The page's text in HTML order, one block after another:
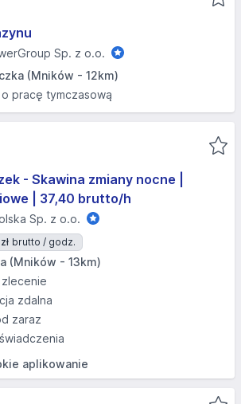
Sp. z o.o.
(Mników - 12km)
pracę tymczasową
- Skawina zmiany nocne |
| 37,40 brutto/h
Sp. z o.o.
brutto / godz.
(Mników - 13km)
zdalna
zaraz
aplikowanie